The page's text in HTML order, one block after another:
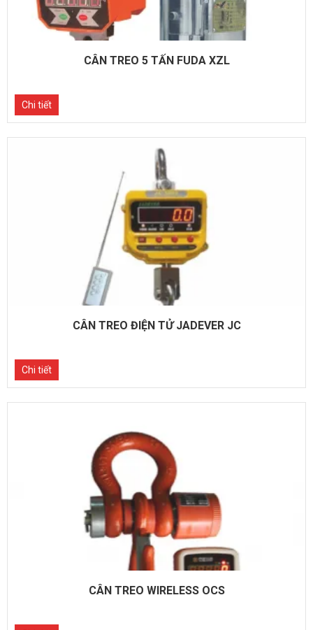
CÂN TREO 5 TẤN FUDA XZL
Chi tiết
CÂN TREO ĐIỆN TỬ JADEVER JC
Chi tiết
CÂN TREO WIRELESS OCS